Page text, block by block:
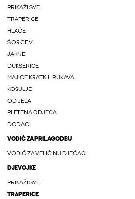
PRIKAŽI SVE
TRAPERICE
HLAČE
ŠORCEVI
JAKNE
DUKSERICE
MAJICE KRATKIH RUKAVA
KOŠULJE
ODIJELA
PLETENA ODJEĆA
DODACI
VODIČ ZA PRILAGODBU
VODIČ ZA VELIČINU DJEČACI
DJEVOJKE
PRIKAŽI SVE
TRAPERICE